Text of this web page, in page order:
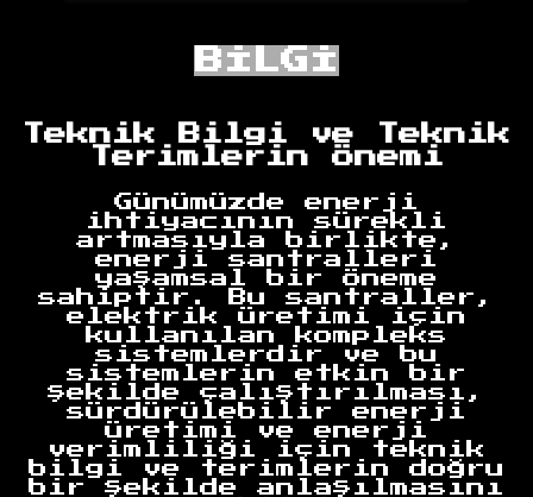
BİLGİ
Teknik Bilgi ve Teknik
Terimlerin Önemi
Günümüzde enerji
ihtiyacının sürekli
artmasıyla birlikte,
enerji santralleri
yaşamsal bir öneme
sahiptir. Bu santraller,
elektrik üretimi için
kullanılan kompleks
sistemlerdir ve bu
sistemlerin etkin bir
şekilde çalıştırılması,
sürdürülebilir enerji
üretimi ve enerji
verimliliği için teknik
bilgi ve terimlerin doğru
bir şekilde anlaşılmasını